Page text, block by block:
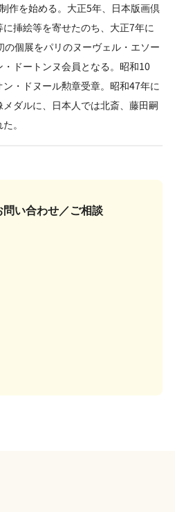
作を始める。大正5年、日本版画倶
挿絵等を寄せたのち、大正7年に
個展をパリのヌーヴェル・エソー
ドートンヌ会員となる。昭和10
・ドヌール勲章受章。昭和47年に
ダルに、日本人では北斎、藤田嗣
。
問い合わせ／ご相談